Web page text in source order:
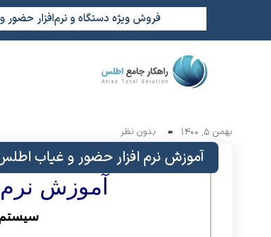
فروش ویژه دستگاه و نرم‌افزار حضور
بهمن 5, 1400 بدون نظر
آموزش نرم افزار حضور و غیاب اطلس3 (فرم
آموزش